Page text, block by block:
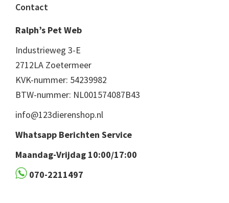
Footer
Contact
Ralph’s Pet Web
Industrieweg 3-E
2712LA Zoetermeer
KVK-nummer: 54239982
BTW-nummer: NL001574087B43
info@123dierenshop.nl
Whatsapp Berichten Service
Maandag-Vrijdag 10:00/17:00
070-2211497